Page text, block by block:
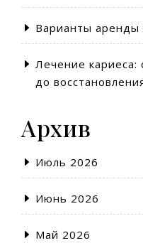
Варианты аренды
Лечение кариеса:
до
Архив
Июль 2026
Июнь 2026
Май 2026